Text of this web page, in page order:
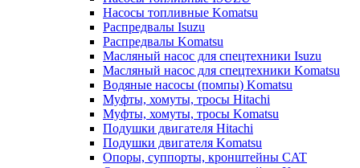
Насосы топливные Komatsu
Распредвалы Isuzu
Распредвалы Komatsu
Масляный насос для спецтехники Isuzu
Масляный насос для спецтехники Komatsu
Водяные насосы (помпы) Komatsu
Муфты, хомуты, тросы Hitachi
Муфты, хомуты, тросы Komatsu
Подушки двигателя Hitachi
Подушки двигателя Komatsu
Опоры, суппорты, кронштейны CAT